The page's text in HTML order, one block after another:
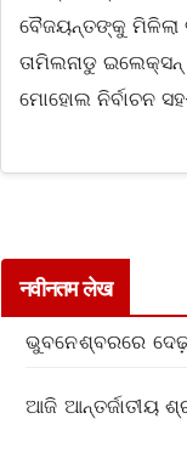
ବୈଜୟନ୍ତଙ୍କୁ ମିଳିଲା
ତାମିଲନାଡୁ
ମୋହୋଲ ନିର୍ବାଚନ
नवीनतम लेख
ଭୁବନେଶ୍ବରରେ
ଆଜି ଆନ୍ତର୍ଜାତୀୟ